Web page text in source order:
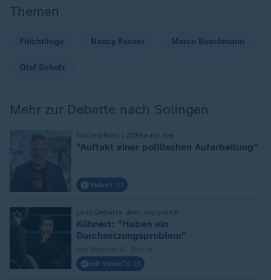
Themen
Flüchtlinge Nancy Faeser Marco Buschmann
Olaf Scholz
Mehr zur Debatte nach Solingen
Nachrichten | ZDFheute live
"Auftakt einer politischen Aufarbeitung"
Video 1:01
Lanz-Debatte über Asylpolitik
Kühnert: "Haben ein
Durchsetzungsproblem"
mit Video75:16